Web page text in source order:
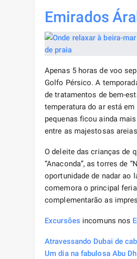
Emirados
Apenas 5 horas de voo
Golfo Pérsico. A
de tratamentos de bem-
temperatura do ar está
pequenas ficou ainda
entre as majestosas
O deleite das crianças de
“Anaconda”, as torres de
oportunidade de nadar ao
comemora o principal
complementarão as
Excursões incomuns nos
Atravessando Dubai de
Um dia na fabulosa Abu